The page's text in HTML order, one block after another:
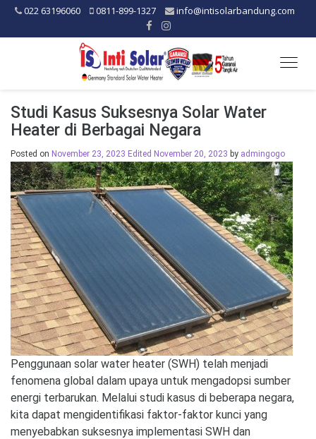
022 63196060 0811-899-1327 info@intisolarbandung.com
Studi Kasus Suksesnya Solar Water
Heater di Berbagai Negara
Posted on November 23, 2023 Edited November 20, 2023 by admingogo
Penggunaan solar water heater (SWH) telah menjadi
fenomena global dalam upaya untuk mengadopsi sumber
energi terbarukan. Melalui studi kasus di beberapa negara,
kita dapat mengidentifikasi faktor-faktor kunci yang
menyebabkan suksesnya implementasi SWH dan